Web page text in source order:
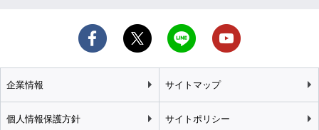
企業情報 サイトマップ
個人情報保護方針 サイトポリシー